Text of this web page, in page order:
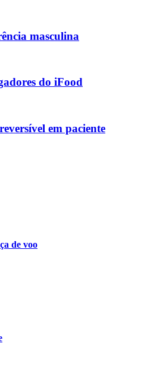
masculina
do iFood
em paciente
de voo